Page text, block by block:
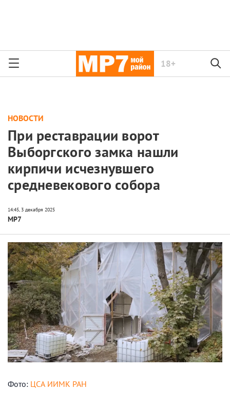
18+
НОВОСТИ
При реставрации ворот
Выборгского замка нашли
кирпичи исчезнувшего
средневекового собора
МР7
Фото: ЦСА ИИМК РАН